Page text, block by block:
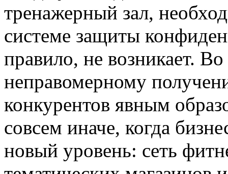
тренажерный зал,
системе защиты
правило, не возникает.
неправомерному
конкурентов явным
совсем иначе, когда
новый уровень: сеть